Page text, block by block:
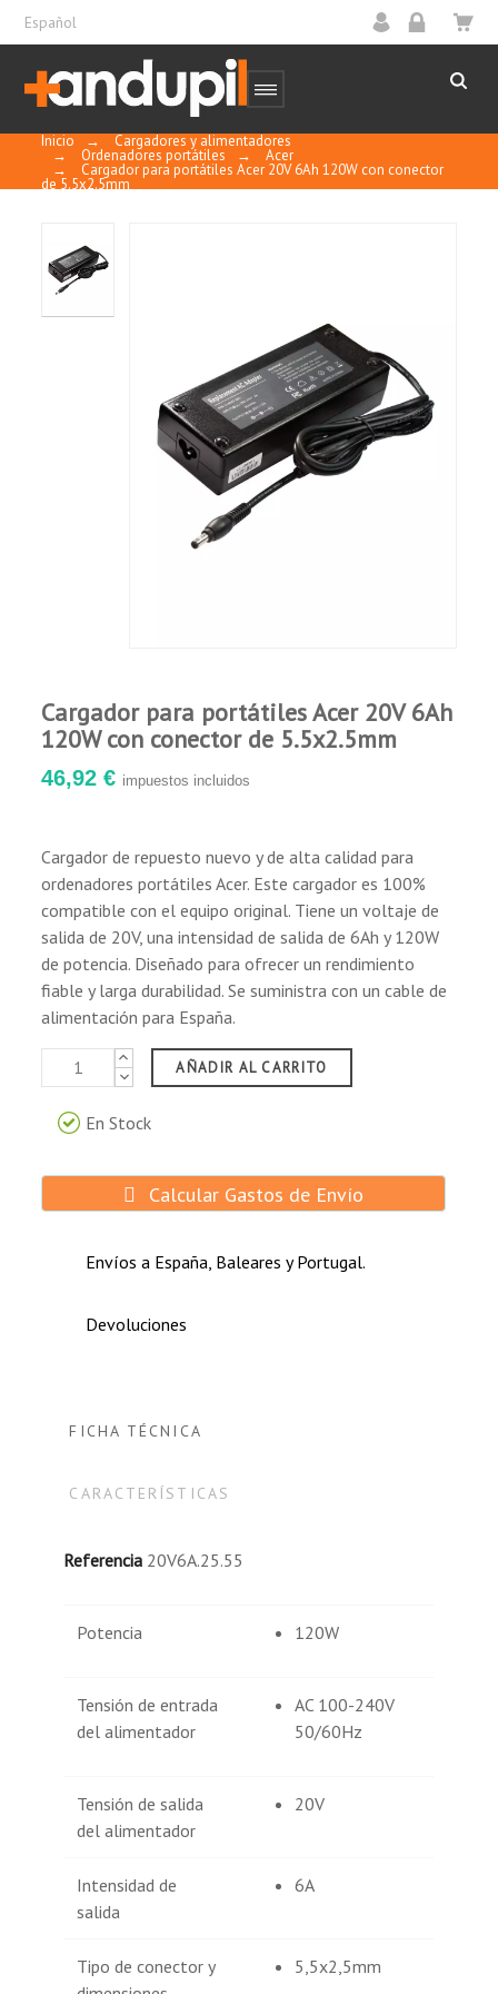
Español
Inicio → Cargadores y alimentadores
→ Ordenadores portátiles → Acer
→ Cargador para portátiles Acer 20V 6Ah 120W con conector
de 5.5x2.5mm
Cargador para portátiles Acer 20V 6Ah
120W con conector de 5.5x2.5mm
46,92 € impuestos incluidos
Cargador de repuesto nuevo y de alta calidad para
ordenadores portátiles Acer. Este cargador es 100%
compatible con el equipo original. Tiene un voltaje de
salida de 20V, una intensidad de salida de 6Ah y 120W
de potencia. Diseñado para ofrecer un rendimiento
fiable y larga durabilidad. Se suministra con un cable de
alimentación para España.
AÑADIR AL CARRITO
En Stock
Calcular Gastos de Envío
Envíos a España, Baleares y Portugal.
Devoluciones
FICHA TÉCNICA
CARACTERÍSTICAS
Referencia 20V6A.25.55
Potencia 120W
Tensión de entrada
del alimentador
AC 100-240V
50/60Hz
Tensión de salida
del alimentador
20V
Intensidad de
salida
6A
Tipo de conector y
5,5x2,5mm
Certificados CE, FCC y RoHS para asegurar la
calidad y la seguridad apropiadas del cargador.
Sellado para la protección contra la
condesación y la humedad.
Diseñado con características de seguridad
internas para su protección contra picos de
voltaje, sobretensiones o fluctuaciones.
Protección de apagado por bajo voltaje.
Protección de salida limitadora de corriente.